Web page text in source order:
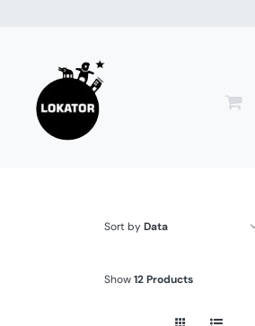
zawartości
Sort byData
Show12 Products